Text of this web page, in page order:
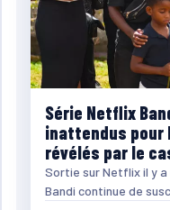
Série Netflix
inattendus
révélés par le
Sortie sur Netflix il y a
Bandi continue de